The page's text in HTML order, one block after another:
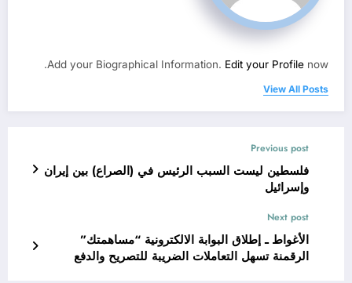
Add your Biographical Information. Edit your Profile now.
View All Posts
Previous post
فلسطين ليست السبب الرئيس في (الصراع) بين إيران
وإسرائيل
Next post
الأغواط ـ إطلاق البوابة الالكترونية “مساهمتك”
الرقمنة تسهل التعاملات الضريبة للتصريح والدفع